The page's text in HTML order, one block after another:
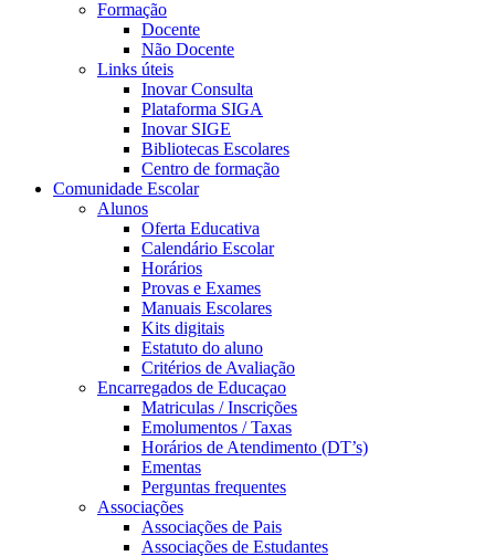
Formação
Docente
Não Docente
Links úteis
Inovar Consulta
Plataforma SIGA
Inovar SIGE
Bibliotecas Escolares
Centro de formação
Comunidade Escolar
Alunos
Oferta Educativa
Calendário Escolar
Horários
Provas e Exames
Manuais Escolares
Kits digitais
Estatuto do aluno
Critérios de Avaliação
Encarregados de Educaçao
Matriculas / Inscrições
Emolumentos / Taxas
Horários de Atendimento (DT’s)
Ementas
Perguntas frequentes
Associações
Associações de Pais
Associações de Estudantes